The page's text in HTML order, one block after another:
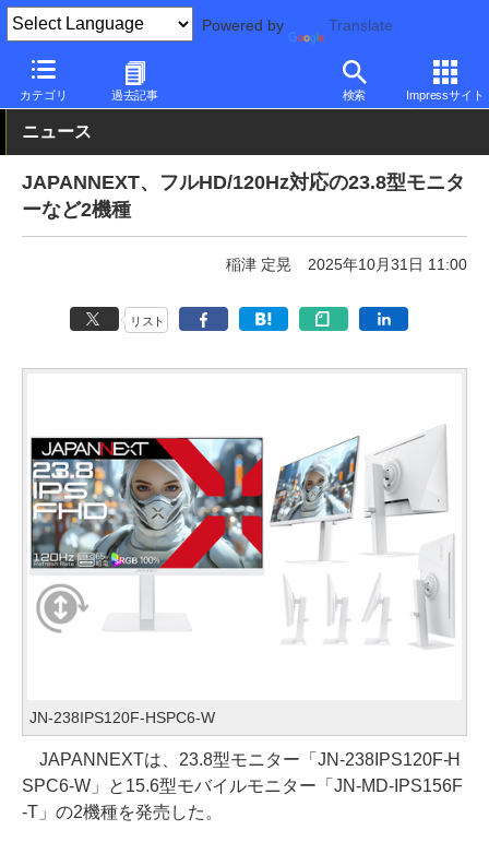
Powered by Translate
カテゴリ 過去記事 検索 Impressサイト
PC Watch 半導体/周辺機器 JAPANNEXT
ニュース
JAPANNEXT、フルHD/120Hz対応の23.8型モニタ
ーなど2機種
稲津 定晃 2025年10月31日 11:00
リスト
JN-238IPS120F-HSPC6-W
JAPANNEXTは、23.8型モニター「JN-238IPS120F-H
SPC6-W」と15.6型モバイルモニター「JN-MD-IPS156F
-T」の2機種を発売した。